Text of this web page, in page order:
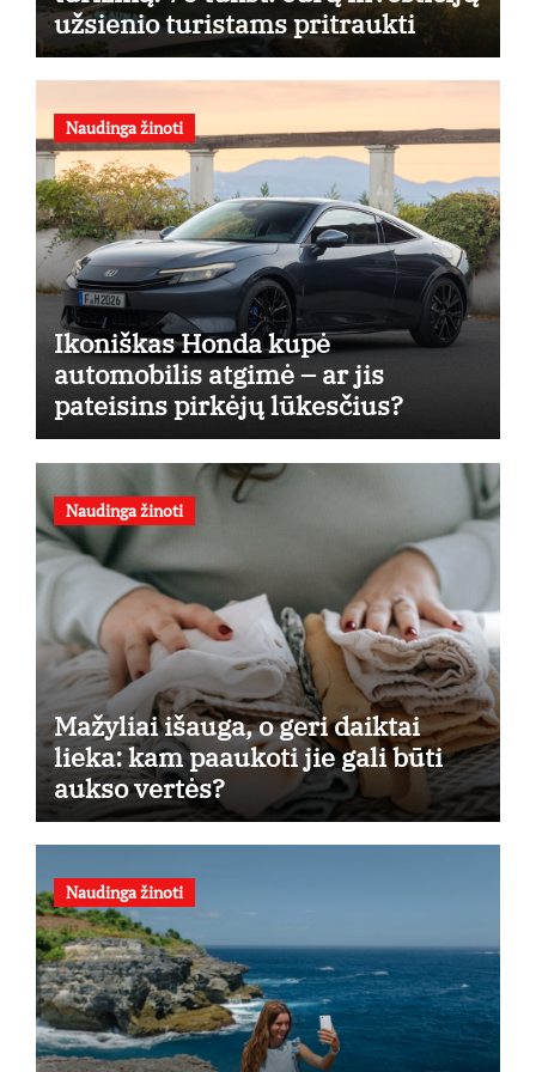
užsienio turistams pritraukti
Naudinga žinoti
Ikoniškas Honda kupė
automobilis atgimė – ar jis
pateisins pirkėjų lūkesčius?
Naudinga žinoti
Mažyliai išauga, o geri daiktai
lieka: kam paaukoti jie gali būti
aukso vertės?
Naudinga žinoti